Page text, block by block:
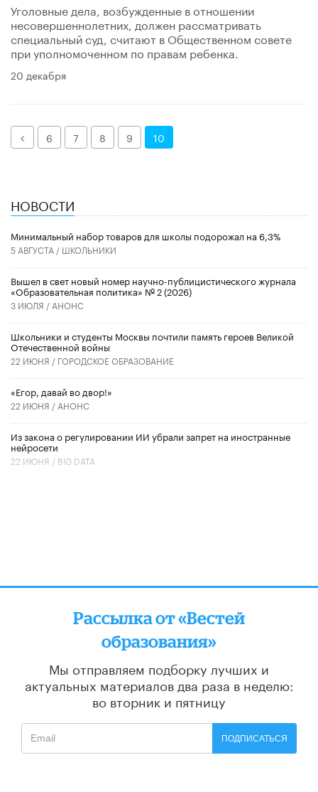
Уголовные дела, возбужденные в отношении
несовершеннолетних, должен рассматривать
специальный суд, считают в Общественном совете
при уполномоченном по правам ребенка.
20 декабря
Назад
6 7 8 9 10
НОВОСТИ
Минимальный набор товаров для школы подорожал на 6,3%
5 АВГУСТА / ШКОЛЬНИКИ
Вышел в свет новый номер научно-публицистического журнала
«Образовательная политика» № 2 (2026)
3 ИЮЛЯ / АНОНС
Школьники и студенты Москвы почтили память героев Великой
Отечественной войны
22 ИЮНЯ / ГОРОДСКОЕ ОБРАЗОВАНИЕ
«Егор, давай во двор!»
22 ИЮНЯ / АНОНС
Из закона о регулировании ИИ убрали запрет на иностранные
нейросети
22 ИЮНЯ / BIG DATA
Рассылка от «Вестей
образования»
Мы отправляем подборку лучших и
актуальных материалов два раза в неделю:
во вторник и пятницу
ПОДПИСАТЬСЯ